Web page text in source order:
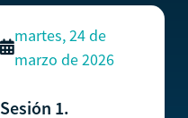
martes, 24 de
marzo de 2026
Sesión 1.